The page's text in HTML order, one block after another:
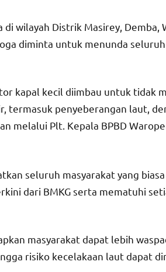
wilayah Distrik Masirey, Demba,
diminta untuk menunda
kapal kecil diimbau untuk tidak
termasuk penyeberangan laut,
melalui Plt. Kepala BPBD
seluruh masyarakat yang
dari BMKG serta mematuhi
masyarakat dapat lebih
risiko kecelakaan laut dapat